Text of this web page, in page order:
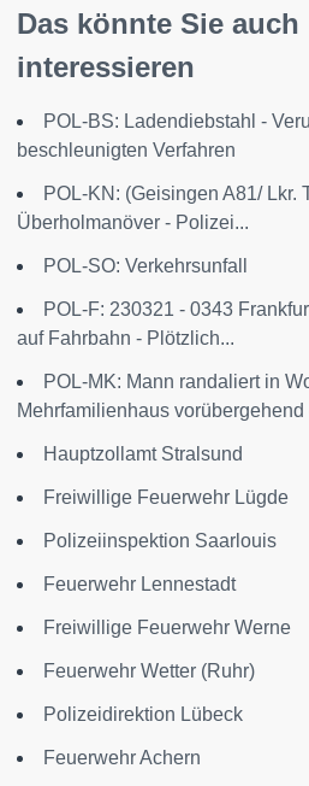
Das könnte Sie auch
interessieren
POL-BS: Ladendiebstahl -
beschleunigten Verfahren
POL-KN: (Geisingen A81/ Lkr.
Überholmanöver - Polizei...
POL-SO: Verkehrsunfall
POL-F: 230321 - 0343
auf Fahrbahn - Plötzlich...
POL-MK: Mann randaliert in
Mehrfamilienhaus
Hauptzollamt Stralsund
Freiwillige Feuerwehr Lügde
Polizeiinspektion Saarlouis
Feuerwehr Lennestadt
Freiwillige Feuerwehr Werne
Feuerwehr Wetter (Ruhr)
Polizeidirektion Lübeck
Feuerwehr Achern